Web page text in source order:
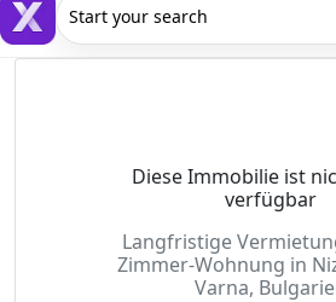
Start your search
Diese Immobilie ist
verfügbar
Langfristige
Zimmer-Wohnung in
Varna,